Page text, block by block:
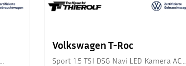
Volkswagen T-Roc
Sport 1.5 TSI DSG Navi LED Kamera ACC